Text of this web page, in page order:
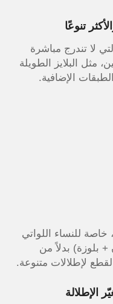
تنوعًا
لا تندرج مباشرة
مثل البلايز الطويلة
الإضافية.
خاصة للنساء اللواتي
بلوزة) بدلاً من
لإطلالات متنوعة.
الإطلالة